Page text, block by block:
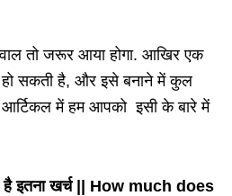
तो जरूर आया होगा. आखिर एक
सकती है, और इसे बनाने में कुल
आर्टिकल में हम आपको इसी के बारे में
इतना खर्च || How much does